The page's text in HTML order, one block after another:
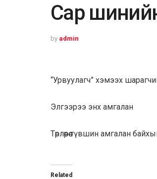
Сар
by admin
“Урвуулагч” хэмээх
Элгээрээ энх амгалан
Төрлөөрөө түвшин амгалан
Related